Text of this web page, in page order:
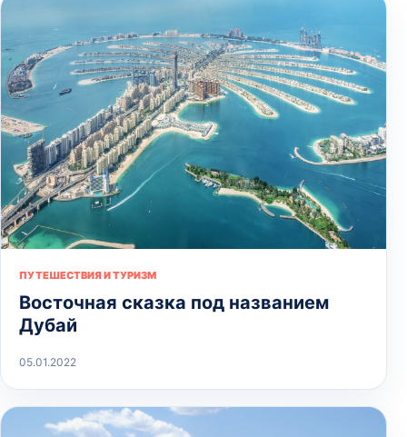
ПУТЕШЕСТВИЯ И ТУРИЗМ
Восточная сказка под названием
Дубай
05.01.2022